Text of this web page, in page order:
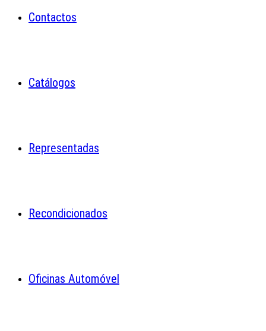
Contactos
Catálogos
Representadas
Recondicionados
Oficinas Automóvel